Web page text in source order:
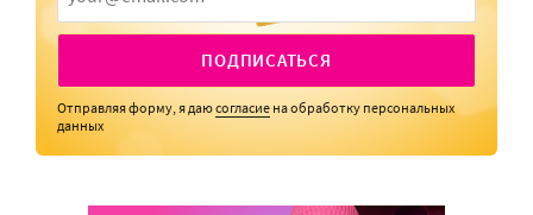
ПОДПИСАТЬСЯ
Отправляя форму, я даюсогласие на обработку персональных
данных